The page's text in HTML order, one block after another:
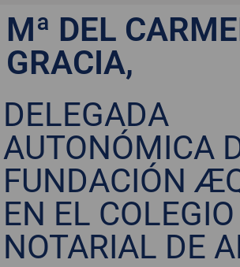
Mª DEL
GRACIA,
DELEGADA
AUTONÓMICA
FUNDACIÓN
EN EL COLEGIO
NOTARIAL DE